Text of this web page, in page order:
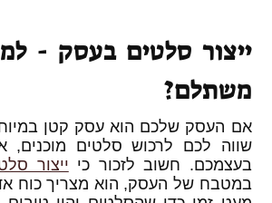
ייצור סלטים בעסק -
משתלם?
אם העסק שלכם הוא עסק קטן
שווה לכם לרכוש סלטים מוכנים,
בעצמכם. חשוב לזכור כי ייצור
במטבח של העסק, הוא מצריך כוח